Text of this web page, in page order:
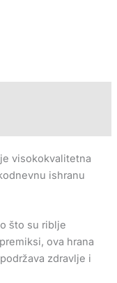
visokokvalitetna
ishranu
što su riblje
ova hrana
zdravlje i